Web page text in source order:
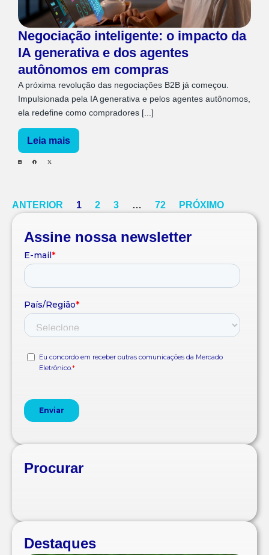
Negociação inteligente: o impacto da
IA generativa e dos agentes
autônomos em compras
A próxima revolução das negociações B2B já começou.
Impulsionada pela IA generativa e pelos agentes autônomos,
ela redefine como compradores [...]
Leia mais
ANTERIOR 1 2 3 … 72 PRÓXIMO
Assine nossa newsletter
Procurar
Destaques